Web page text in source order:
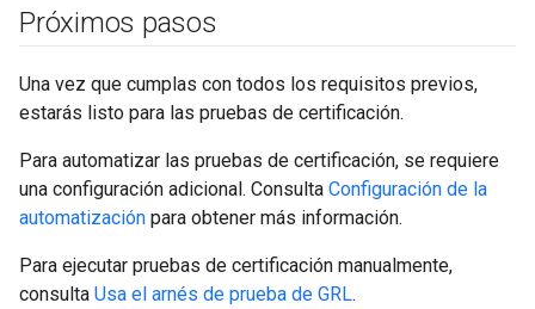
Próximos pasos
Una vez que cumplas con todos los requisitos previos,
estarás listo para las pruebas de certificación.
Para automatizar las pruebas de certificación, se requiere
una configuración adicional. Consulta Configuración de la
automatización para obtener más información.
Para ejecutar pruebas de certificación manualmente,
consulta Usa el arnés de prueba de GRL.